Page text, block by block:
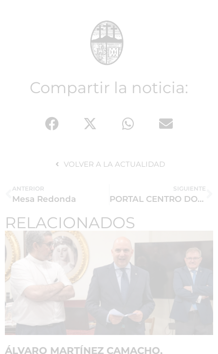
Compartir la noticia:
VOLVER A LA ACTUALIDAD
ANTERIOR
Mesa Redonda
SIGUIENTE
PORTAL CENTRO DOCUMENTACIÓN HISTÓRICO
RELACIONADOS
ÁLVARO MARTÍNEZ CAMACHO,